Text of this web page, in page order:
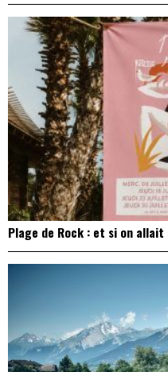
Plage de Rock : et si on